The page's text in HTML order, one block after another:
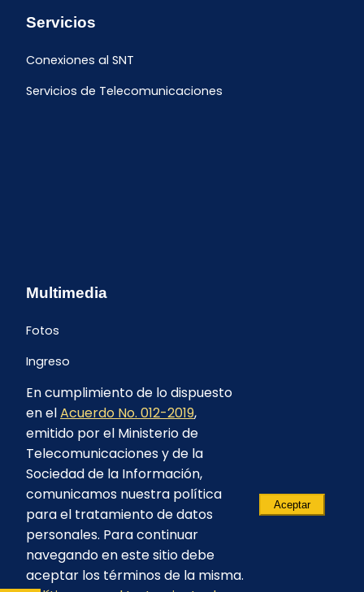
Servicios
Conexiones al SNT
Servicios de Telecomunicaciones
Multimedia
Fotos
Ingreso
En cumplimiento de lo dispuesto
en elAcuerdo No. 012-2019,
emitido por el Ministerio de
Telecomunicaciones y de la
Sociedad de la Información,
comunicamos nuestra política
para el tratamiento de datos
personales. Para continuar
navegando en este sitio debe
aceptar los términos de la misma.
Aceptar